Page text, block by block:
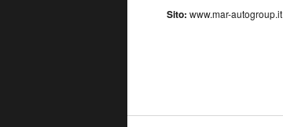
Sito: www.mar-autogroup.it